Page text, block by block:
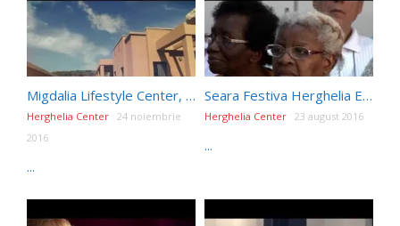
Migdalia Lifestyle Center, ISRAEL
Herghelia Center
24 noiembrie
2016
...
Seara Festiva Herghelia Editia177
Herghelia Center 23 august 2016
...